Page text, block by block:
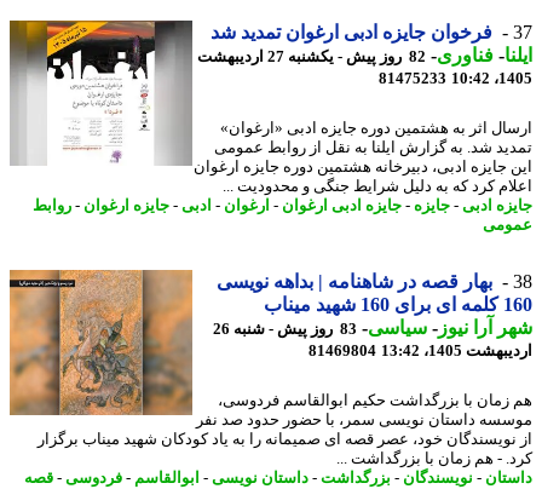
فرخوان جایزه ادبی ارغوان تمدید شد
-فناوری-
82 روز پیش - یکشنبه 27 اردیبهشت
81475233
اثر به هشتمین دوره جایزه ادبی «ارغوان»
شد. به گزارش ایلنا به نقل از روابط عمومی
جایزه ادبی، دبیرخانه هشتمین دوره جایزه ارغوان
کرد که به دلیل شرایط جنگی و محدودیت ...
ادبی -جایزه-جایزه ادبی ارغوان- ارغوان- ادبی -جایزه ارغوان- روابط
بهار قصه در شاهنامه | بداهه نویسی
آرا نیوز-سیاسی-
83 روز پیش - شنبه 26
1405، 13:42
81469804
با بزرگداشت حکیم ابوالقاسم فردوسی،
داستان نویسی سمر، با حضور حدود صد نفر
خود، عصر قصه ای صمیمانه را به یاد کودکان شهید میناب برگزار
- هم زمان با بزرگداشت ...
-نویسندگان-بزرگداشت -داستان نویسی-ابوالقاسم-فردوسی-قصه